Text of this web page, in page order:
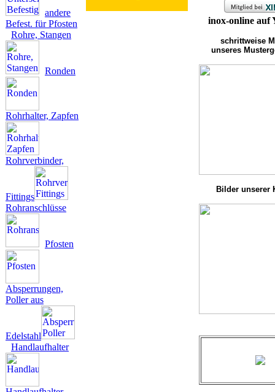
andere
Befest. für Pfosten
Rohre, Stangen
Ronden
Rohrhalter, Zapfen
Rohrverbinder,
Fittings
Rohranschlüsse
Pfosten
Absperrungen,
Poller aus
Edelstahl
Handlaufhalter
inox-online auf
schrittweise
unseres
Bilder unserer